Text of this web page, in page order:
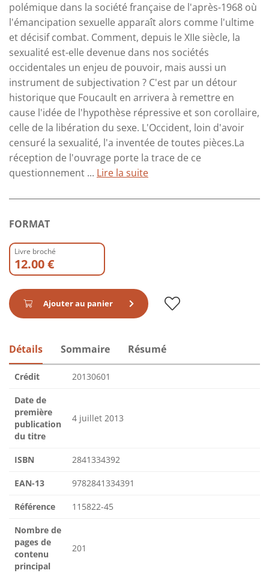
polémique dans la société française de l'après-1968 où
l'émancipation sexuelle apparaît alors comme l'ultime
et décisif combat. Comment, depuis le XIIe siècle, la
sexualité est-elle devenue dans nos sociétés
occidentales un enjeu de pouvoir, mais aussi un
instrument de subjectivation ? C'est par un détour
historique que Foucault en arrivera à remettre en
cause l'idée de l'hypothèse répressive et son corollaire,
celle de la libération du sexe. L'Occident, loin d'avoir
censuré la sexualité, l'a inventée de toutes pièces.La
réception de l'ouvrage porte la trace de ce
questionnement ... Lire la suite
FORMAT
Livre broché
12.00 €
Ajouter au panier
Détails Sommaire Résumé
Crédit 20130601
Date de
première
publication
du titre
4 juillet 2013
ISBN 2841334392
EAN-13 9782841334391
Référence 115822-45
Nombre de
pages de
contenu
principal
201